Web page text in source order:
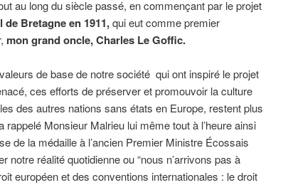
au long du siècle passé, en commençant par le projet
Bretagne en 1911,qui eut comme premier
mon grand oncle, Charles Le Goffic.
de base de notre société qui ont inspiré le projet
ces efforts de préserver et promouvoir la culture
des autres nations sans états en Europe, restent plus
rappelé Monsieur Malrieu lui même tout à l’heure ainsi
de la médaille à l’ancien Premier Ministre Écossais
notre réalité quotidienne ou “nous n’arrivons pas à
européen et des conventions internationales : le droit